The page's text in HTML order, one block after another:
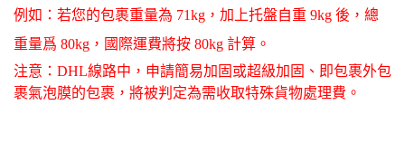
例如：若您的包裹重量為 71kg，加上托盤自重 9kg 後，總
重量爲 80kg，國際運費將按 80kg 計算。
注意：DHL線路中，申請簡易加固或超級加固、即包裹外包
裹氣泡膜的包裹，將被判定為需收取特殊貨物處理費。